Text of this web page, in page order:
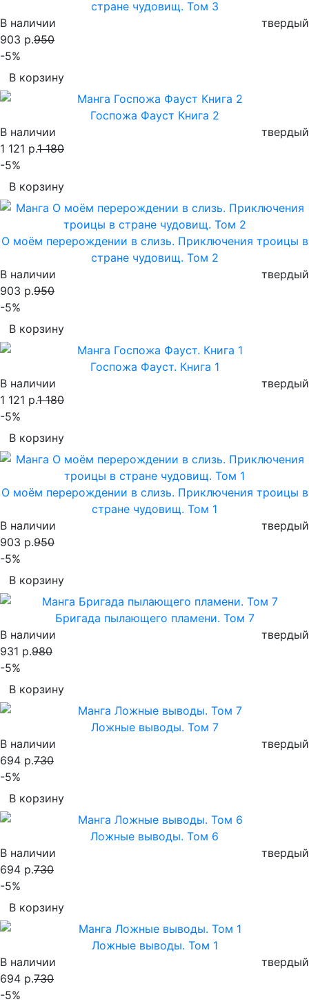
стране чудовищ. Том 3
В наличии
твердый
903 р.950
-5%
В корзину
Госпожа Фауст Книга 2
В наличии
твердый
1 121 р.1 180
-5%
В корзину
О моём перерождении в слизь. Приключения троицы в
стране чудовищ. Том 2
В наличии
твердый
903 р.950
-5%
В корзину
Госпожа Фауст. Книга 1
В наличии
твердый
1 121 р.1 180
-5%
В корзину
О моём перерождении в слизь. Приключения троицы в
стране чудовищ. Том 1
В наличии
твердый
903 р.950
-5%
В корзину
Бригада пылающего пламени. Том 7
В наличии
твердый
931 р.980
-5%
В корзину
Ложные выводы. Том 7
В наличии
твердый
694 р.730
-5%
В корзину
Ложные выводы. Том 6
В наличии
твердый
694 р.730
-5%
В корзину
Ложные выводы. Том 1
В наличии
твердый
694 р.730
-5%